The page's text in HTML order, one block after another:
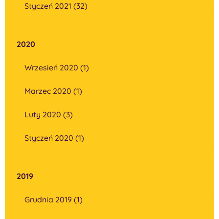
Styczeń 2021 (32)
2020
Wrzesień 2020 (1)
Marzec 2020 (1)
Luty 2020 (3)
Styczeń 2020 (1)
2019
Grudnia 2019 (1)